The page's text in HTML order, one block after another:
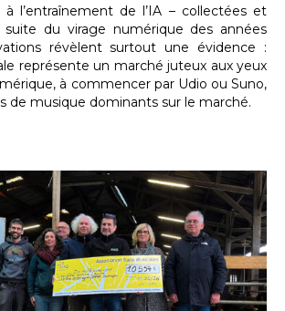
à l’entraînement de l’IA – collectées et
du virage numérique des années
révèlent surtout une évidence :
représente un marché juteux aux yeux
à commencer par Udio ou Suno,
de musique dominants sur le marché.